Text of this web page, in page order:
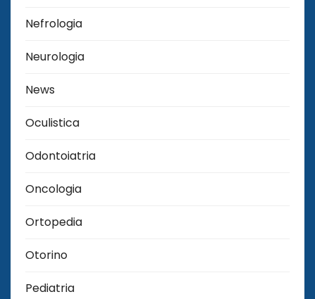
Nefrologia
Neurologia
News
Oculistica
Odontoiatria
Oncologia
Ortopedia
Otorino
Pediatria